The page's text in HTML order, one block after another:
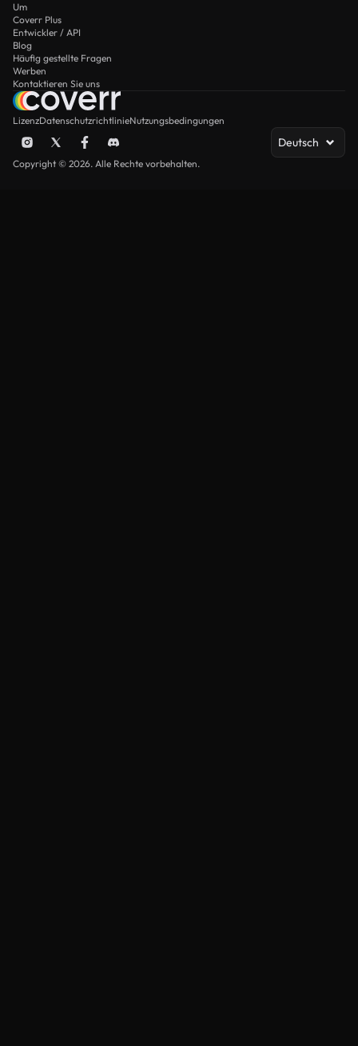
Um
Coverr Plus
Entwickler / API
Blog
Häufig gestellte Fragen
Werben
Kontaktieren Sie uns
LizenzDatenschutzrichtlinieNutzungsbedingungen
Deutsch
Copyright © 2026. Alle Rechte vorbehalten.